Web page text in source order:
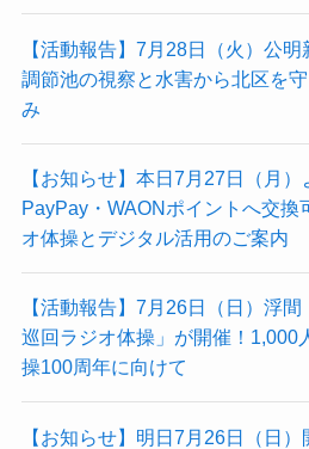
【活動報告】7月28日（火）公
調節池の視察と水害から北区を
み
【お知らせ】本日7月27日（月
PayPay・WAONポイントへ交換
オ体操とデジタル活用のご案内
【活動報告】7月26日（日）浮
巡回ラジオ体操」が開催！1,000
操100周年に向けて
【お知らせ】明日7月26日（日